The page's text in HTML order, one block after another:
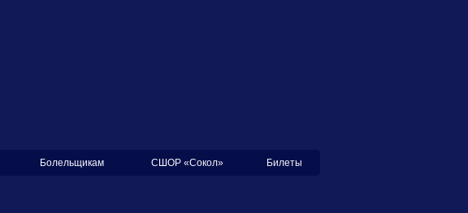
Болельщикам СШОР «Сокол» Билеты